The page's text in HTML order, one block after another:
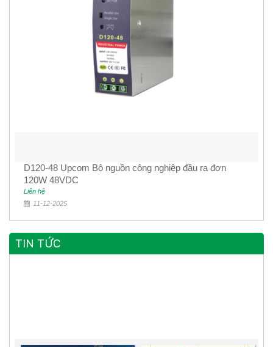
D120-48 Upcom Bộ nguồn công nghiệp đầu ra đơn
120W 48VDC
Liên hệ
11-12-2025
TIN TỨC